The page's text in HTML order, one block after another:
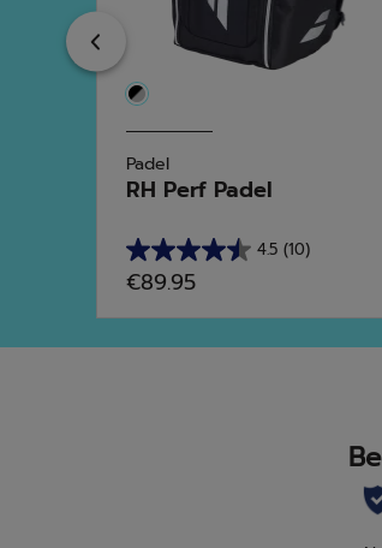
Previous
Padel
RH Perf Padel
4.5 (10)
4.5
van
de
5
€89.95